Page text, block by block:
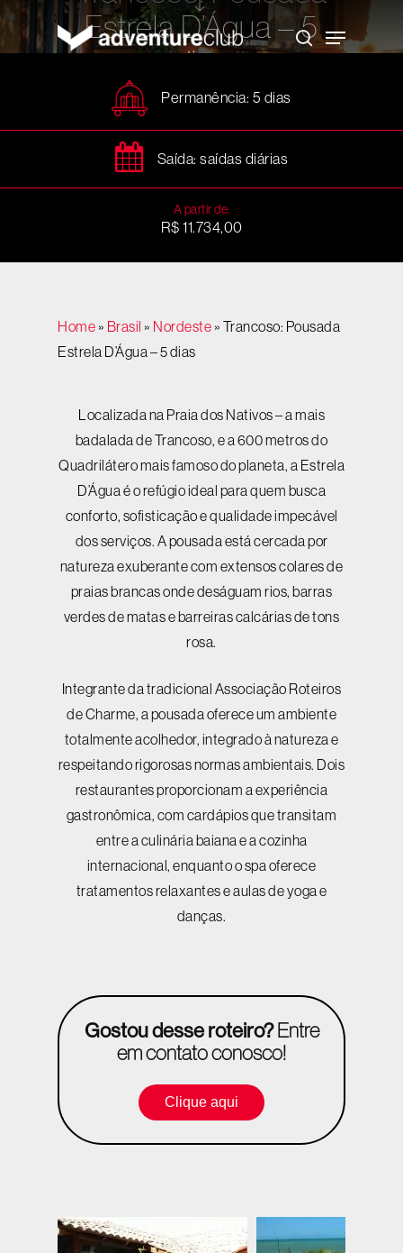
to
main
content
search
Menu
Estrela D’Água – 5
dias
Permanência: 5 dias
Saída: saídas diárias
A partir de:
R$ 11.734,00
Home» Brasil » Nordeste» Trancoso: Pousada
Estrela D’Água – 5 dias
Localizada na Praia dos Nativos – a mais
badalada de Trancoso, e a 600 metros do
Quadrilátero mais famoso do planeta, a Estrela
D’Água é o refúgio ideal para quem busca
conforto, sofisticação e qualidade impecável
dos serviços. A pousada está cercada por
natureza exuberante com extensos colares de
praias brancas onde deságuam rios, barras
verdes de matas e barreiras calcárias de tons
rosa.
Integrante da tradicional Associação Roteiros
de Charme, a pousada oferece um ambiente
totalmente acolhedor, integrado à natureza e
respeitando rigorosas normas ambientais. Dois
restaurantes proporcionam a experiência
gastronômica, com cardápios que transitam
entre a culinária baiana e a cozinha
internacional, enquanto o spa oferece
tratamentos relaxantes e aulas de yoga e
danças.
Gostou desse roteiro?Entre
em contato conosco!
Clique aqui